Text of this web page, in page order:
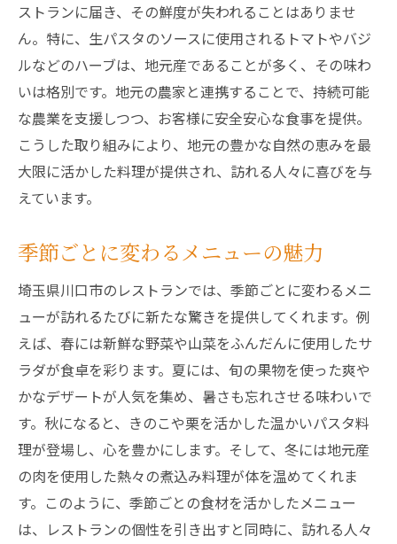
ストランに届き、その鮮度が失われることはありませ
ん。特に、生パスタのソースに使用されるトマトやバジ
ルなどのハーブは、地元産であることが多く、その味わ
いは格別です。地元の農家と連携することで、持続可能
な農業を支援しつつ、お客様に安全安心な食事を提供。
こうした取り組みにより、地元の豊かな自然の恵みを最
大限に活かした料理が提供され、訪れる人々に喜びを与
えています。
季節ごとに変わるメニューの魅力
埼玉県川口市のレストランでは、季節ごとに変わるメニ
ューが訪れるたびに新たな驚きを提供してくれます。例
えば、春には新鮮な野菜や山菜をふんだんに使用したサ
ラダが食卓を彩ります。夏には、旬の果物を使った爽や
かなデザートが人気を集め、暑さも忘れさせる味わいで
す。秋になると、きのこや栗を活かした温かいパスタ料
理が登場し、心を豊かにします。そして、冬には地元産
の肉を使用した熱々の煮込み料理が体を温めてくれま
す。このように、季節ごとの食材を活かしたメニュー
は、レストランの個性を引き出すと同時に、訪れる人々